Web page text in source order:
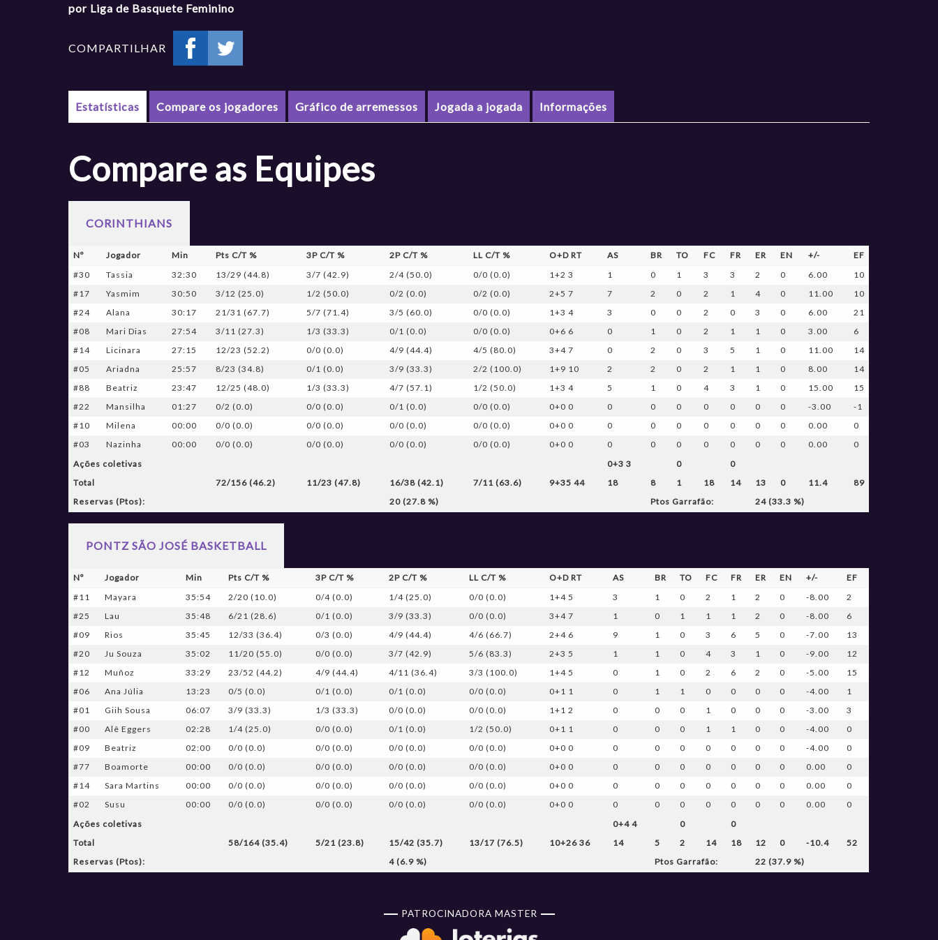
por Liga de Basquete Feminino
COMPARTILHAR
Estatísticas Compare os jogadores Gráfico de arremessos Jogada a jogada Informações
Compare as Equipes
CORINTHIANS
Nº Jogador Min Pts C/T % 3P C/T % 2P C/T % LL C/T % O+D RT AS BR TO FC FR ER EN +/-
EF
#30
Tassia 32:30 13/29 (44.8) 3/7 (42.9) 2/4 (50.0) 0/0 (0.0) 1+2 3 1 0 1 3 3 2 0 6.00
10
#17
Yasmim 30:50 3/12 (25.0) 1/2 (50.0) 0/2 (0.0) 0/2 (0.0) 2+5 7 7 2 0 2 1 4 0 11.00
10
#24
Alana 30:17 21/31 (67.7) 5/7 (71.4) 3/5 (60.0) 0/0 (0.0) 1+3 4 3 0 0 2 0 3 0 6.00
21
#08
Mari Dias 27:54 3/11 (27.3) 1/3 (33.3) 0/1 (0.0) 0/0 (0.0) 0+6 6 0 1 0 2 1 1 0 3.00
6
#14
Licinara 27:15 12/23 (52.2) 0/0 (0.0) 4/9 (44.4) 4/5 (80.0) 3+4 7 0 2 0 3 5 1 0 11.00
14
#05
Ariadna 25:57 8/23 (34.8) 0/1 (0.0) 3/9 (33.3) 2/2 (100.0) 1+9 10 2 2 0 2 1 1 0 8.00
14
#88
Beatriz 23:47 12/25 (48.0) 1/3 (33.3) 4/7 (57.1) 1/2 (50.0) 1+3 4 5 1 0 4 3 1 0 15.00
15
#22
Mansilha 01:27 0/2 (0.0) 0/0 (0.0) 0/1 (0.0) 0/0 (0.0) 0+0 0 0 0 0 0 0 0 0 -3.00
-1
#10
Milena 00:00 0/0 (0.0) 0/0 (0.0) 0/0 (0.0) 0/0 (0.0) 0+0 0 0 0 0 0 0 0 0 0.00
0
#03
Nazinha 00:00 0/0 (0.0) 0/0 (0.0) 0/0 (0.0) 0/0 (0.0) 0+0 0 0 0 0 0 0 0 0 0.00
0
Ações coletivas
0+3 3 0
0
Total
72/156 (46.2) 11/23 (47.8) 16/38 (42.1) 7/11 (63.6) 9+35 44 18 8 1 18 14 13 0 11.4
89
Reservas (Ptos):
20 (27.8 %) Ptos Garrafão: 24 (33.3 %)
PONTZ SÃO JOSÉ BASKETBALL
Nº Jogador Min Pts C/T % 3P C/T % 2P C/T % LL C/T % O+D RT AS BR TO FC FR ER EN +/-
EF
#11
Mayara 35:54 2/20 (10.0) 0/4 (0.0) 1/4 (25.0) 0/0 (0.0) 1+4 5 3 1 0 2 1 2 0 -8.00
2
#25
Lau 35:48 6/21 (28.6) 0/1 (0.0) 3/9 (33.3) 0/0 (0.0) 3+4 7 1 0 1 1 1 2 0 -8.00
6
#09
Rios 35:45 12/33 (36.4) 0/3 (0.0) 4/9 (44.4) 4/6 (66.7) 2+4 6 9 1 0 3 6 5 0 -7.00
13
#20
Ju Souza 35:02 11/20 (55.0) 0/0 (0.0) 3/7 (42.9) 5/6 (83.3) 2+3 5 1 1 0 4 3 1 0 -9.00
12
#12
Muñoz 33:29 23/52 (44.2) 4/9 (44.4) 4/11 (36.4) 3/3 (100.0) 1+4 5 0 1 0 2 6 2 0 -5.00
15
#06
Ana Júlia 13:23 0/5 (0.0) 0/1 (0.0) 0/1 (0.0) 0/0 (0.0) 0+1 1 0 1 1 0 0 0 0 -4.00
1
#01
Giih Sousa 06:07 3/9 (33.3) 1/3 (33.3) 0/0 (0.0) 0/0 (0.0) 1+1 2 0 0 0 1 0 0 0 -3.00
3
#00
Alê Eggers 02:28 1/4 (25.0) 0/0 (0.0) 0/1 (0.0) 1/2 (50.0) 0+1 1 0 0 0 1 1 0 0 -4.00
0
#09
Beatriz 02:00 0/0 (0.0) 0/0 (0.0) 0/0 (0.0) 0/0 (0.0) 0+0 0 0 0 0 0 0 0 0 -4.00
0
#77
Boamorte 00:00 0/0 (0.0) 0/0 (0.0) 0/0 (0.0) 0/0 (0.0) 0+0 0 0 0 0 0 0 0 0 0.00
0
#14
Sara Martins 00:00 0/0 (0.0) 0/0 (0.0) 0/0 (0.0) 0/0 (0.0) 0+0 0 0 0 0 0 0 0 0 0.00
0
#02
Susu 00:00 0/0 (0.0) 0/0 (0.0) 0/0 (0.0) 0/0 (0.0) 0+0 0 0 0 0 0 0 0 0 0.00
0
Ações coletivas
0+4 4 0
0
Total
58/164 (35.4) 5/21 (23.8) 15/42 (35.7) 13/17 (76.5) 10+26 36 14 5 2 14 18 12 0 -10.4
52
Reservas (Ptos):
4 (6.9 %) Ptos Garrafão: 22 (37.9 %)
PATROCINADORA MASTER